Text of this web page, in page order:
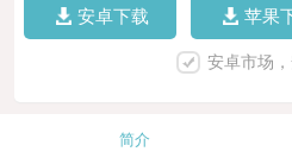
安卓下载 苹果
安卓市场
简介